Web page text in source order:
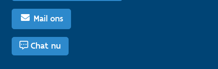
Mail ons
Chat nu